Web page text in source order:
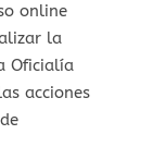
online
la
Oficialía
acciones